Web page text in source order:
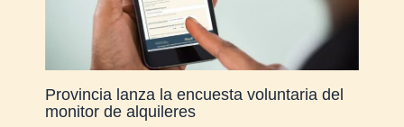
Provincia lanza la encuesta voluntaria del
monitor de alquileres